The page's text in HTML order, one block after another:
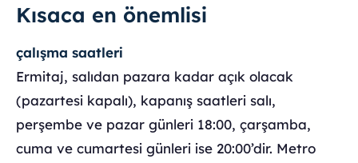
Kısaca en önemlisi
çalışma saatleri
Ermitaj, salıdan pazara kadar açık olacak
(pazartesi kapalı), kapanış saatleri salı,
perşembe ve pazar günleri 18:00, çarşamba,
cuma ve cumartesi günleri ise 20:00’dir. Metro